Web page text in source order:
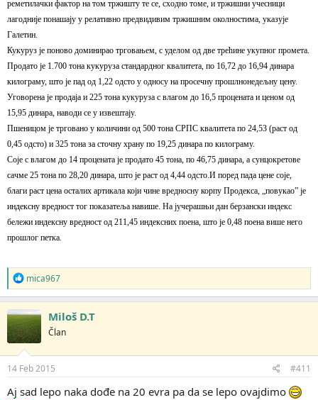
реметилачки фактор на том тржишту те се, сходно томе, и тржишни учесници
лагодније понашају у релативно предвидивим тржишним околностима, указује
Галетин.
Кукуруз је поново доминирао трговањем, с уделом од две трећине укупног промета.
Продато је 1.700 тона кукуруза стандардног квалитета, по 16,72 до 16,94 динара
килограму, што је пад од 1,22 одсто у односу на просечну прошлнонедељну цену.
Уговорена је продаја и 225 тона кукуруза с влагом до 16,5 процената и ценом од
15,95 динара, наводи се у извештају.
Пшеницом је трговано у количини од 500 тона СРПС квалитета по 24,53 (раст од
0,45 одсто) и 325 тона за сточну храну по 19,25 динара по килограму.
Соје с влагом до 14 процената је продато 45 тона, по 46,75 динара, а сунцокретове
сачме 25 тона по 28,20 динара, што је раст од 4,44 одсто.И поред пада цене соје,
благи раст цена осталих артикала који чине вредносну корпу Продекса, „повукао” је
индексну вредност тог показатеља навише. На јучерашњи дан берзански индекс
бележи индексну вредност од 211,45 индексних поена, што је 0,48 поена више него
прошлог петка.
R
e
a
g
o
v
a
n
j
:
mica967
Miloš D.T
Član
14 Feb 2015 #411
Aj sad lepo naka dođe na 20 evra pa da se lepo ovajdimo